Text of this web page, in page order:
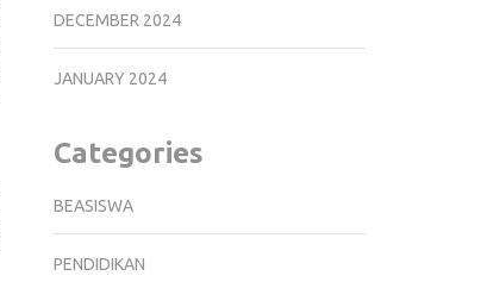
DECEMBER 2024
JANUARY 2024
Categories
BEASISWA
PENDIDIKAN